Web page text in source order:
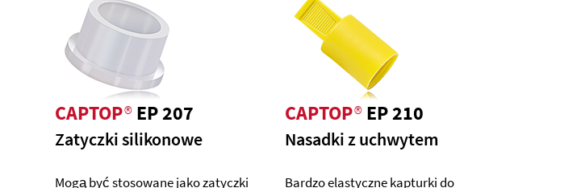
CAPTOP®EP 207
Zatyczki silikonowe
Mogą być stosowane jako zatyczki
CAPTOP®EP 210
Nasadki z uchwytem
Bardzo elastyczne kapturki do